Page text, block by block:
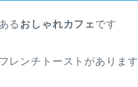
る おしゃれカフェです
レンチトーストがあります